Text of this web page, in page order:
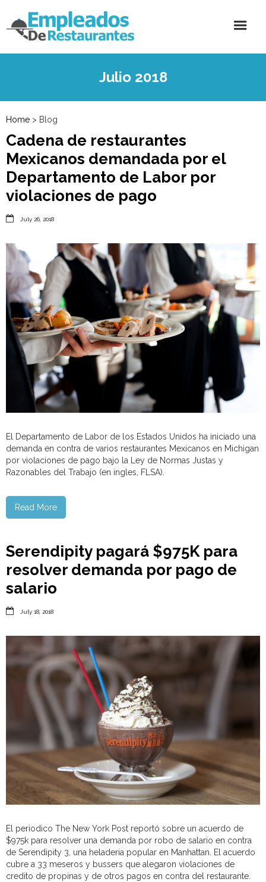
Julio 2018
Home > Blog
Cadena de restaurantes
Mexicanos demandada por el
Departamento de Labor por
violaciones de pago
 July 26, 2018
El Departamento de Labor de los Estados Unidos ha iniciado una
demanda en contra de varios restaurantes Mexicanos en Michigan
por violaciones de pago bajo la Ley de Normas Justas y
Razonables del Trabajo (en ingles, FLSA).
Read More
Serendipity pagará $975K para
resolver demanda por pago de
salario
 July 18, 2018
El periodico The New York Post reportó sobre un acuerdo de
$975k para resolver una demanda por robo de salario en contra
de Serendipity 3, una heladeria popular en Manhattan. El acuerdo
cubre a 33 meseros y bussers que alegaron violaciones de
credito de propinas y de otros pagos en contra del restaurante.